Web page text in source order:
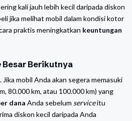
kali jauh lebih kecil daripada diskon
jika melihat mobil dalam kondisi kotor
praktis meningkatkan keuntungan
Besar Berikutnya
mobil Anda akan segera memasuki
80.000 km, atau 100.000 km) yang
dana Anda sebelum serviceitu
diskon kecil daripada Anda